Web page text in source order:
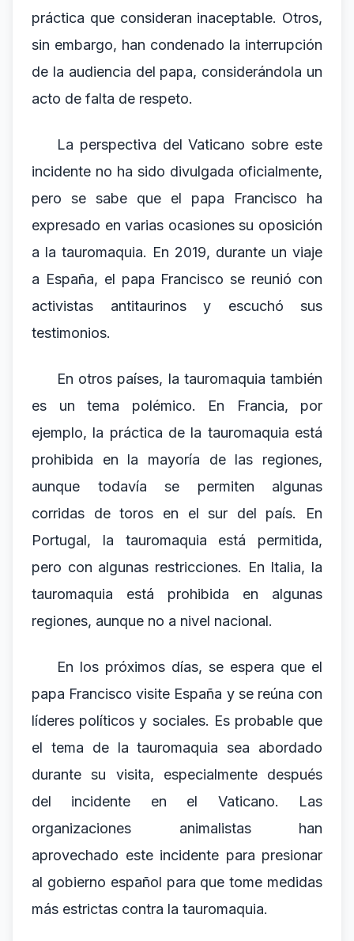
práctica que consideran inaceptable. Otros,
sin embargo, han condenado la interrupción
de la audiencia del papa, considerándola un
acto de falta de respeto.
La perspectiva del Vaticano sobre este
incidente no ha sido divulgada oficialmente,
pero se sabe que el papa Francisco ha
expresado en varias ocasiones su oposición
a la tauromaquia. En 2019, durante un viaje
a España, el papa Francisco se reunió con
activistas antitaurinos y escuchó sus
testimonios.
En otros países, la tauromaquia también
es un tema polémico. En Francia, por
ejemplo, la práctica de la tauromaquia está
prohibida en la mayoría de las regiones,
aunque todavía se permiten algunas
corridas de toros en el sur del país. En
Portugal, la tauromaquia está permitida,
pero con algunas restricciones. En Italia, la
tauromaquia está prohibida en algunas
regiones, aunque no a nivel nacional.
En los próximos días, se espera que el
papa Francisco visite España y se reúna con
líderes políticos y sociales. Es probable que
el tema de la tauromaquia sea abordado
durante su visita, especialmente después
del incidente en el Vaticano. Las
organizaciones animalistas han
aprovechado este incidente para presionar
al gobierno español para que tome medidas
más estrictas contra la tauromaquia.